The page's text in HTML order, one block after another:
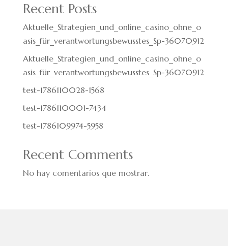
Recent Posts
Aktuelle_Strategien_und_online_casino_ohne_o
asis_für_verantwortungsbewusstes_Sp-36070912
Aktuelle_Strategien_und_online_casino_ohne_o
asis_für_verantwortungsbewusstes_Sp-36070912
test-1786110028-1568
test-1786110001-7434
test-1786109974-5958
Recent Comments
No hay comentarios que mostrar.